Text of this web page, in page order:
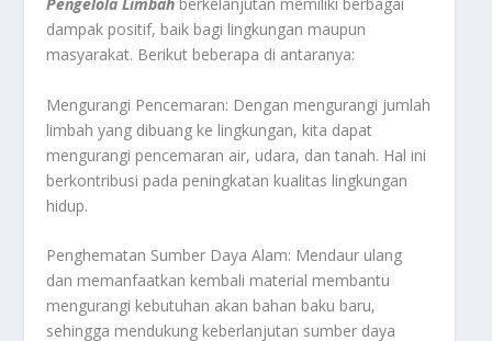
Pengelola Limbah berkelanjutan memiliki berbagai
dampak positif, baik bagi lingkungan maupun
masyarakat. Berikut beberapa di antaranya:
Mengurangi Pencemaran: Dengan mengurangi jumlah
limbah yang dibuang ke lingkungan, kita dapat
mengurangi pencemaran air, udara, dan tanah. Hal ini
berkontribusi pada peningkatan kualitas lingkungan
hidup.
Penghematan Sumber Daya Alam: Mendaur ulang
dan memanfaatkan kembali material membantu
mengurangi kebutuhan akan bahan baku baru,
sehingga mendukung keberlanjutan sumber daya